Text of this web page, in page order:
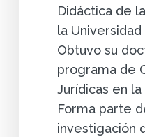
Didáctica de
la
Obtuvo su
programa de
Jurídicas en
Forma parte
investigación